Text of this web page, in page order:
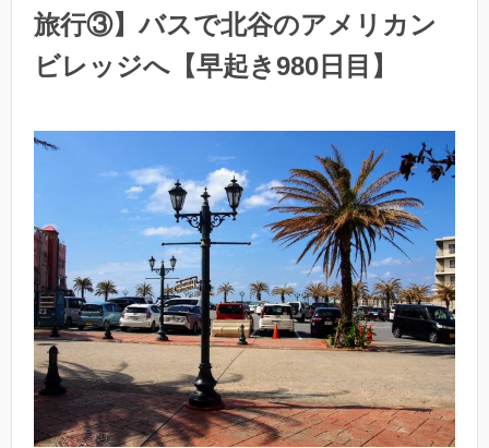
旅行③】バスで北谷のアメリカン
ビレッジへ【早起き980日目】